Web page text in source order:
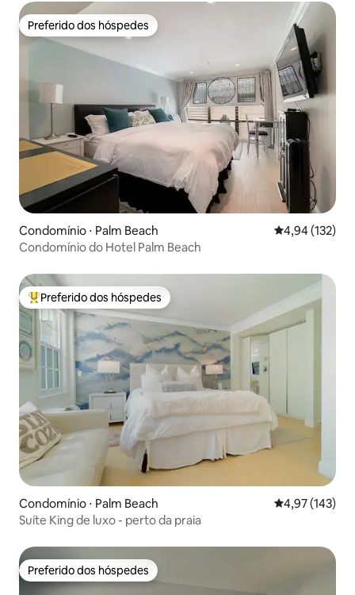
Preferido dos hóspedes
Preferido dos hóspedes
Condomínio ⋅ Palm Beach 4,94 de uma
4,94 (132)
Condomínio do Hotel Palm Beach
Entre os melhores preferidos dos hóspedes
Preferido dos hóspedes
Condomínio ⋅ Palm Beach 4,97 de uma
4,97 (143)
Suíte King de luxo - perto da praia
Preferido dos hóspedes
Preferido dos hóspedes